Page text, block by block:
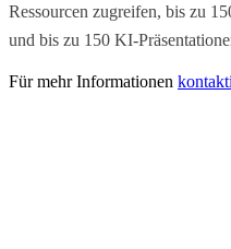
Ressourcen zugreifen, bis zu
und bis zu 150 KI-
Für mehr Informationen